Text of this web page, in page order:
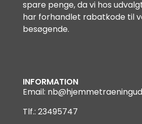
spare penge, da vi hos
har forhandlet rabatkode til
besøgende.
INFORMATION
Email:
Tlf.: 23495747